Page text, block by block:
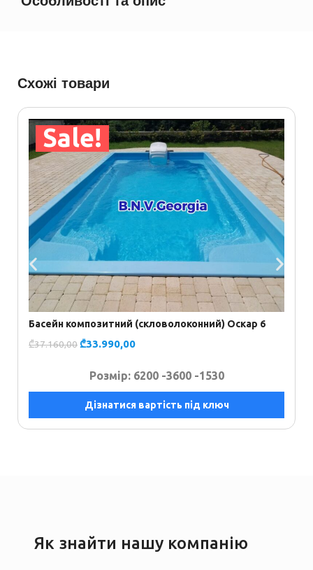
Схожі товари
Sale!
Басейн композитний (скловолоконний) Оскар 6
₾37.160,00₾33.990,00
Розмір: 6200 -3600 -1530
Дізнатися вартість під ключ
Як знайти нашу компанію